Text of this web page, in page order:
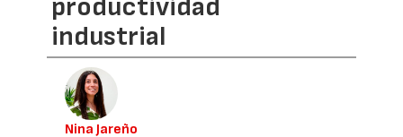
productividad
industrial
Nina Jareño